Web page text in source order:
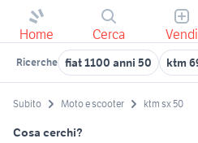
Home Cerca Vendi
Ricerche fiat 1100 anni 50 ktm
Subito Moto e scooter ktm sx 50
Cosa cerchi?